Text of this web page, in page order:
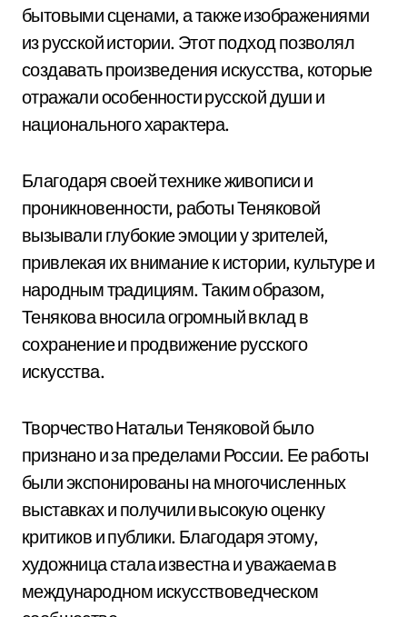
бытовыми сценами, а также изображениями
из русской истории. Этот подход позволял
создавать произведения искусства, которые
отражали особенности русской души и
национального характера.
Благодаря своей технике живописи и
проникновенности, работы Теняковой
вызывали глубокие эмоции у зрителей,
привлекая их внимание к истории, культуре и
народным традициям. Таким образом,
Тенякова вносила огромный вклад в
сохранение и продвижение русского
искусства.
Творчество Натальи Теняковой было
признано и за пределами России. Ее работы
были экспонированы на многочисленных
выставках и получили высокую оценку
критиков и публики. Благодаря этому,
художница стала известна и уважаема в
международном искусствоведческом